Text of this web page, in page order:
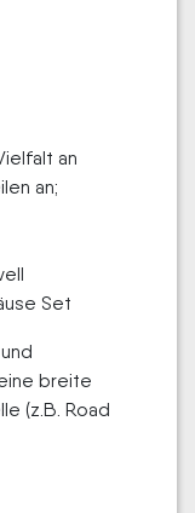
an
an;
Set
breite
(z.B. Road